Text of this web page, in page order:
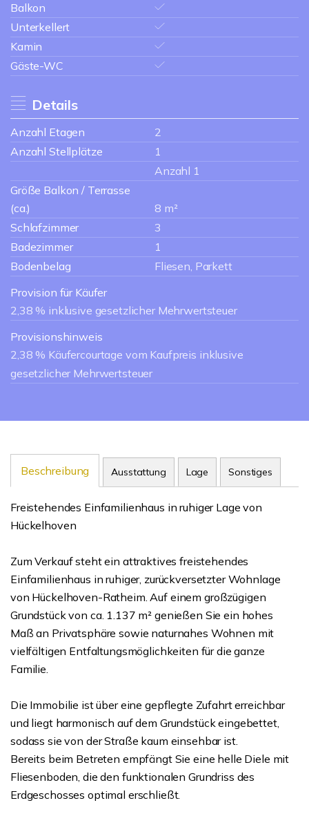
Balkon
Unterkellert
Kamin
Gäste-WC
Details
Anzahl Etagen
2
Anzahl Stellplätze
1
Anzahl 1
Größe Balkon / Terrasse
(ca.)
8 m²
Schlafzimmer
3
Badezimmer
1
Bodenbelag
Fliesen, Parkett
Provision für Käufer
2,38 % inklusive gesetzlicher Mehrwertsteuer
Provisionshinweis
2,38 % Käufercourtage vom Kaufpreis inklusive
gesetzlicher Mehrwertsteuer
Beschreibung Ausstattung Lage Sonstiges
Freistehendes Einfamilienhaus in ruhiger Lage von
Hückelhoven
Zum Verkauf steht ein attraktives freistehendes
Einfamilienhaus in ruhiger, zurückversetzter Wohnlage
von Hückelhoven-Ratheim. Auf einem großzügigen
Grundstück von ca. 1.137 m² genießen Sie ein hohes
Maß an Privatsphäre sowie naturnahes Wohnen mit
vielfältigen Entfaltungsmöglichkeiten für die ganze
Familie.
Die Immobilie ist über eine gepflegte Zufahrt erreichbar
und liegt harmonisch auf dem Grundstück eingebettet,
sodass sie von der Straße kaum einsehbar ist.
Bereits beim Betreten empfängt Sie eine helle Diele mit
Fliesenboden, die den funktionalen Grundriss des
Erdgeschosses optimal erschließt.